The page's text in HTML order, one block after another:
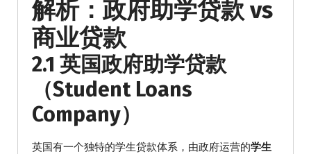
解析：政府助学贷款 vs
商业贷款
2.1 英国政府助学贷款
（Student Loans
Company）
英国有一个独特的学生贷款体系，由政府运营的学生